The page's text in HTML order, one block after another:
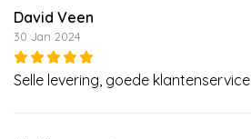
David Veen
30 Jan 2024
Selle levering, goede klantenservice